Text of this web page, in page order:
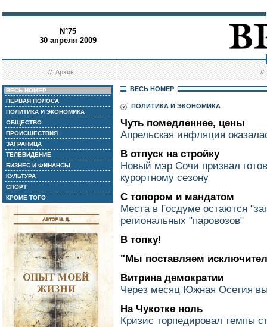
N°75
30 апреля 2009
//Архив //
ВЕСЬ НОМЕР
ПЕРВАЯ ПОЛОСА
ПОЛИТИКА И ЭКОНОМИКА
ОБЩЕСТВО
ПРОИСШЕСТВИЯ
ЗАГРАНИЦА
ТЕЛЕВИДЕНИЕ
БИЗНЕС И ФИНАНСЫ
КУЛЬТУРА
СПОРТ
КРОМЕ ТОГО
ВЕСЬ НОМЕР
ПОЛИТИКА И ЭКОНОМИКА
Чуть помедленнее, цены
Апрельская инфляция
В отпуск на стройку
Новый мэр Сочи призвал
курортному сезону
С топором и мандатом
Места в Госдуме остаются
региональных "паровозов"
В топку!
"Мы поставляем
Витрина демократии
Через месяц Южная Осетия
На Чукотке ноль
Кризис торпедировал темпы